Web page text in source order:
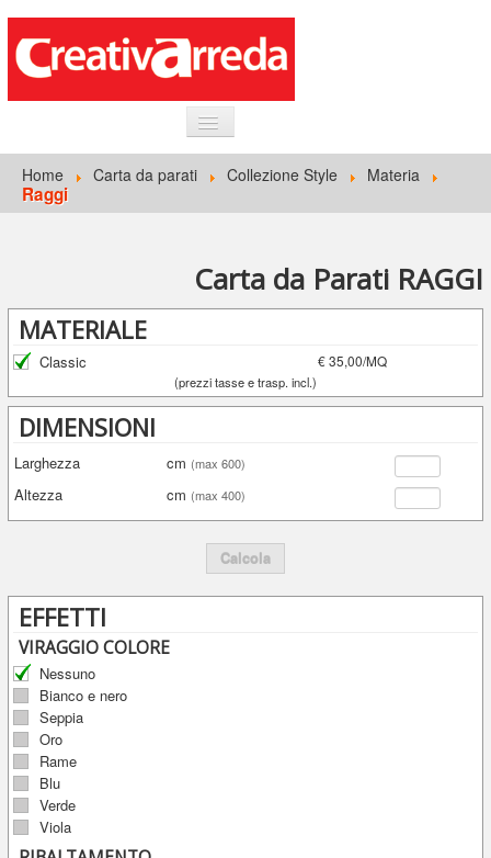
HOME
INFORMAZIONI GENERALI
Home Carta da parati Collezione Style Materia
Raggi
Carta da Parati RAGGI
MATERIALE
Classic € 35,00/MQ
(prezzi tasse e trasp. incl.)
DIMENSIONI
Larghezza cm (max 600)
Altezza cm (max 400)
Calcola
EFFETTI
VIRAGGIO COLORE
Nessuno
Bianco e nero
Seppia
Oro
Rame
Blu
Verde
Viola